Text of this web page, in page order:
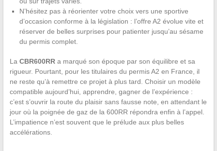
N’hésitez pas à réorienter votre choix vers une sportive
d’occasion conforme à la législation : l’offre A2 évolue vite et
réserver de belles surprises pour patienter jusqu’au sésame
du permis complet.
La CBR600RRa marqué son époque par son équilibre et sa
rigueur. Pourtant, pour les titulaires du permis A2 en France, il
ne reste qu’à remettre ce projet à plus tard. Choisir un modèle
compatible aujourd’hui, apprendre, gagner de l’expérience :
c’est s’ouvrir la route du plaisir sans fausse note, en attendant le
jour où la poignée de gaz de la 600RR répondra enfin à l’appel.
L’impatience n’est souvent que le prélude aux plus belles
accélérations.